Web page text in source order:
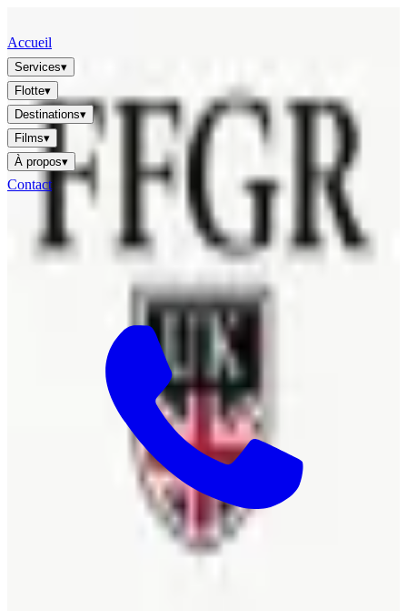
Accueil
Services▾
Flotte▾
Destinations▾
Films▾
À propos▾
Contact